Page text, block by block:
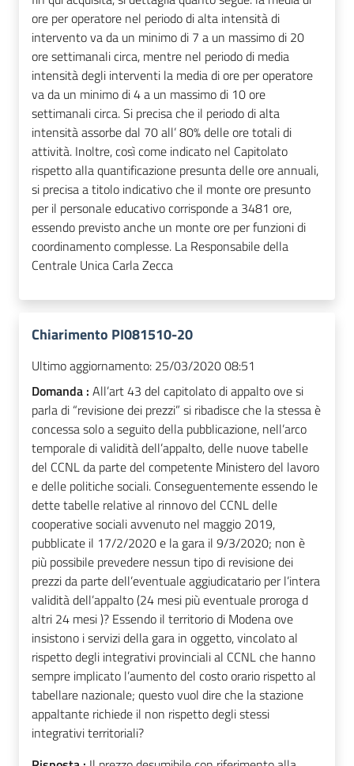
ore per operatore nel periodo di alta intensità di
intervento va da un minimo di 7 a un massimo di 20
ore settimanali circa, mentre nel periodo di media
intensità degli interventi la media di ore per operatore
va da un minimo di 4 a un massimo di 10 ore
settimanali circa. Si precisa che il periodo di alta
intensità assorbe dal 70 all’ 80% delle ore totali di
attività. Inoltre, così come indicato nel Capitolato
rispetto alla quantificazione presunta delle ore annuali,
si precisa a titolo indicativo che il monte ore presunto
per il personale educativo corrisponde a 3481 ore,
essendo previsto anche un monte ore per funzioni di
coordinamento complesse. La Responsabile della
Centrale Unica Carla Zecca
Chiarimento PI081510-20
Ultimo aggiornamento: 25/03/2020 08:51
Domanda : All’art 43 del capitolato di appalto ove si
parla di “revisione dei prezzi” si ribadisce che la stessa è
concessa solo a seguito della pubblicazione, nell’arco
temporale di validità dell’appalto, delle nuove tabelle
del CCNL da parte del competente Ministero del lavoro
e delle politiche sociali. Conseguentemente essendo le
dette tabelle relative al rinnovo del CCNL delle
cooperative sociali avvenuto nel maggio 2019,
pubblicate il 17/2/2020 e la gara il 9/3/2020; non è
più possibile prevedere nessun tipo di revisione dei
prezzi da parte dell’eventuale aggiudicatario per l’intera
validità dell’appalto (24 mesi più eventuale proroga d
altri 24 mesi )? Essendo il territorio di Modena ove
insistono i servizi della gara in oggetto, vincolato al
rispetto degli integrativi provinciali al CCNL che hanno
sempre implicato l’aumento del costo orario rispetto al
tabellare nazionale; questo vuol dire che la stazione
appaltante richiede il non rispetto degli stessi
integrativi territoriali?